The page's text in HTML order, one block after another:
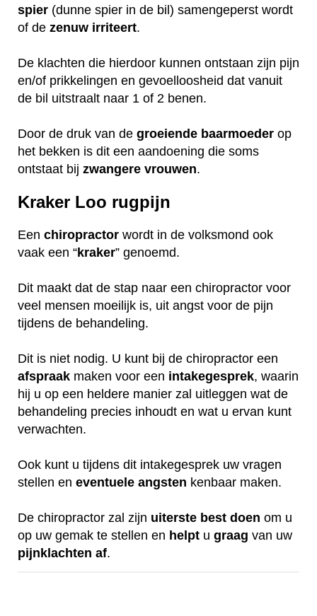
spier (dunne spier in de bil) samengeperst wordt
of de zenuw irriteert.
De klachten die hierdoor kunnen ontstaan zijn pijn
en/of prikkelingen en gevoelloosheid dat vanuit
de bil uitstraalt naar 1 of 2 benen.
Door de druk van de groeiende baarmoeder op
het bekken is dit een aandoening die soms
ontstaat bij zwangere vrouwen.
Kraker Loo rugpijn
Een chiropractor wordt in de volksmond ook
vaak een “kraker” genoemd.
Dit maakt dat de stap naar een chiropractor voor
veel mensen moeilijk is, uit angst voor de pijn
tijdens de behandeling.
Dit is niet nodig. U kunt bij de chiropractor een
afspraak maken voor een intakegesprek, waarin
hij u op een heldere manier zal uitleggen wat de
behandeling precies inhoudt en wat u ervan kunt
verwachten.
Ook kunt u tijdens dit intakegesprek uw vragen
stellen en eventuele angsten kenbaar maken.
De chiropractor zal zijn uiterste best doen om u
op uw gemak te stellen en helpt u graag van uw
pijnklachten af.